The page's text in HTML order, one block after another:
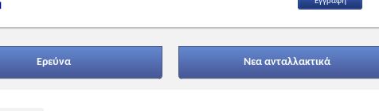
Eρεύνα Νεα ανταλλακτικά